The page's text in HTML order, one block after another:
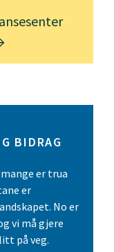
BIDRAG
er trua
er
No er
vi må gjere
på veg.